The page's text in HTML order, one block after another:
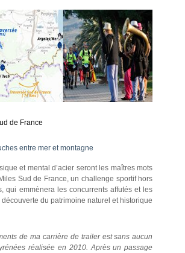
de France
entre mer et montagne
et mental d’acier seront les maîtres mots
Sud de France, un challenge sportif hors
qui emmènera les concurrents affutés et les
du patrimoine naturel et historique
de ma carrière de trailer est sans aucun
réalisée en 2010. Après un passage